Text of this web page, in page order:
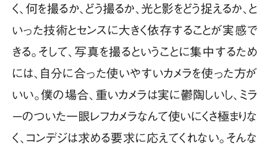
く、何を撮るか、どう撮るか、光と影をどう捉えるか、と
いった技術とセンスに大きく依存することが実感で
きる。そして、写真を撮るということに集中するため
には、自分に合った使いやすいカメラを使った方が
いい。僕の場合、重いカメラは実に鬱陶しいし、ミラ
ーのついた一眼レフカメラなんて使いにくさ極まりな
く、コンデジは求める要求に応えてくれない。そんな